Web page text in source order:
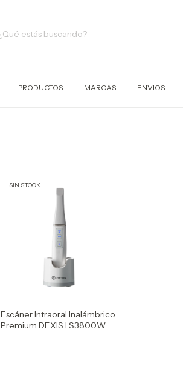
PRODUCTOS MARCAS ENVIOS
SIN STOCK
Escáner Intraoral Inalámbrico
Premium DEXIS I S3800W